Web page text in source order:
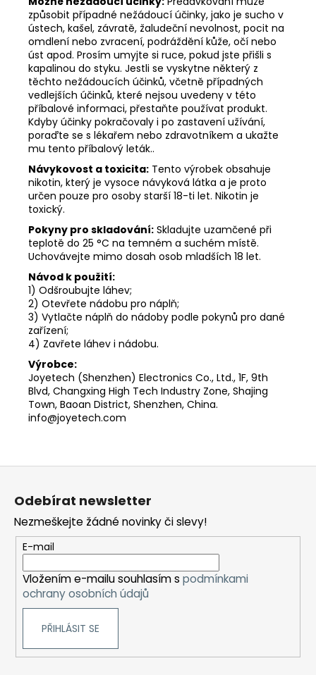
způsobit případné nežádoucí účinky, jako je sucho v
ústech, kašel, závratě, žaludeční nevolnost, pocit na
omdlení nebo zvracení, podráždění kůže, očí nebo
úst apod. Prosím umyjte si ruce, pokud jste přišli s
kapalinou do styku. Jestli se vyskytne některý z
těchto nežádoucích účinků, včetně případných
vedlejších účinků, které nejsou uvedeny v této
příbalové informaci, přestaňte používat produkt.
Kdyby účinky pokračovaly i po zastavení užívání,
poraďte se s lékařem nebo zdravotníkem a ukažte
mu tento příbalový leták..
Návykovost a toxicita: Tento výrobek obsahuje
nikotin, který je vysoce návyková látka a je proto
určen pouze pro osoby starší 18-ti let. Nikotin je
toxický.
Pokyny pro skladování: Skladujte uzamčené při
teplotě do 25 °C na temném a suchém místě.
Uchovávejte mimo dosah osob mladších 18 let.
Návod k použití:
1) Odšroubujte láhev;
2) Otevřete nádobu pro náplň;
3) Vytlačte náplň do nádoby podle pokynů pro dané
zařízení;
4) Zavřete láhev i nádobu.
Výrobce:
Joyetech (Shenzhen) Electronics Co., Ltd., 1F, 9th
Blvd, Changxing High Tech Industry Zone, Shajing
Town, Baoan District, Shenzhen, China.
info@joyetech.com
Odebírat newsletter
Nezmeškejte žádné novinky či slevy!
E-mail
Vložením e-mailu souhlasím s podmínkami
ochrany osobních údajů
PŘIHLÁSIT SE